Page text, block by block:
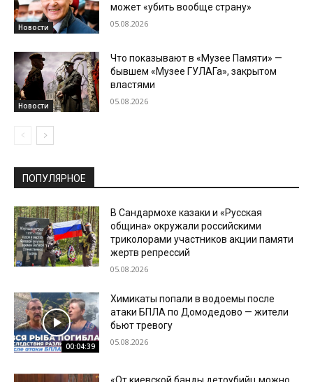
Новости
может «убить вообще страну»
05.08.2026
Новости
Что показывают в «Музее Памяти» —
бывшем «Музее ГУЛАГа», закрытом
властями
05.08.2026
ПОПУЛЯРНОЕ
В Сандармохе казаки и «Русская
община» окружали российскими
триколорами участников акции памяти
жертв репрессий
05.08.2026
00:04:39
Химикаты попали в водоемы после
атаки БПЛА по Домодедово — жители
бьют тревогу
05.08.2026
«От киевской банды детоубийц можно